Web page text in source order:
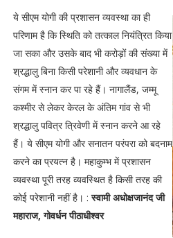
ये सीएम योगी की प्रशासन व्यवस्था का ही
परिणाम है कि स्थिति को तत्काल नियंत्रित किया
जा सका और उसके बाद भी करोड़ों की संख्या में
श्रद्धालु बिना किसी परेशानी और व्यवधान के
संगम में स्नान कर पा रहे हैं। नागालैंड, जम्मू
कश्मीर से लेकर केरल के अंतिम गांव से भी
श्रद्धालु पवित्र त्रिवेणी में स्नान करने आ रहे
हैं। ये सीएम योगी और सनातन परंपरा को बदनाम
करने का प्रयत्न है। महाकुम्भ में प्रशासन
व्यवस्था पूरी तरह व्यवस्थित है किसी तरह की
कोई परेशानी नहीं है। :स्वामी अधोक्षजानंद जी
महाराज, गोवर्धन पीठाधीश्वर